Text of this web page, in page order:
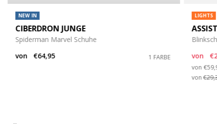
NEW IN
CIBERDRON JUNGE
Spiderman Marvel Schuhe
von
€64,95 1 FARBE
LIGHTS
von
von
von